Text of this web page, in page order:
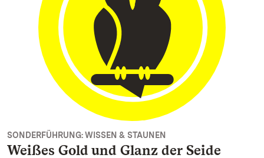
SONDERFÜHRUNG: WISSEN & STAUNEN
Weißes Gold und Glanz der Seide